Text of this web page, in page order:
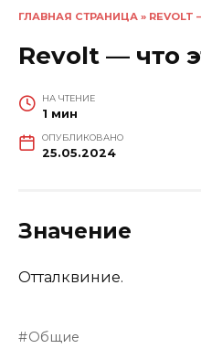
ГЛАВНАЯ СТРАНИЦА »
Revolt — что
НА ЧТЕНИЕ
1 мин
ОПУБЛИКОВАНО
25.05.2024
Значение
Отталквиние.
Общие